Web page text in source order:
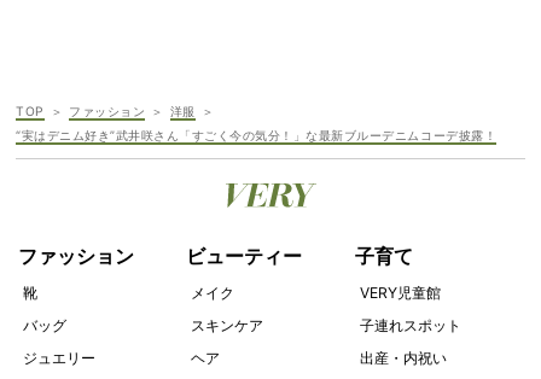
TOP ファッション
洋服
“実はデニム好き”武井咲さん「すごく今の気分！」な最新ブルーデニムコーデ披露！
ファッション
靴
バッグ
ジュエリー
ビューティー
メイク
スキンケア
ヘア
子育て
VERY児童館
子連れスポット
出産・内祝い